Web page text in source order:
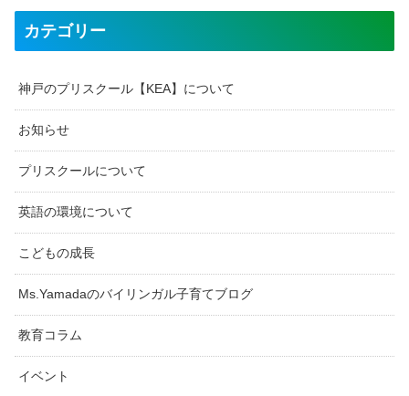
カテゴリー
神戸のプリスクール【KEA】について
お知らせ
プリスクールについて
英語の環境について
こどもの成長
Ms.Yamadaのバイリンガル子育てブログ
教育コラム
イベント